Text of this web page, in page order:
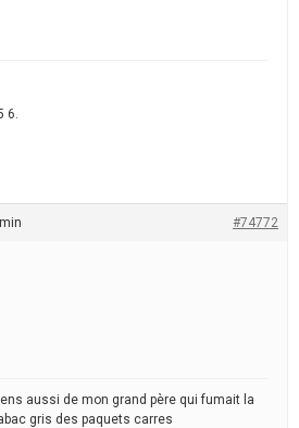
6.
#74772
aussi de mon grand père qui fumait la
gris des paquets carres